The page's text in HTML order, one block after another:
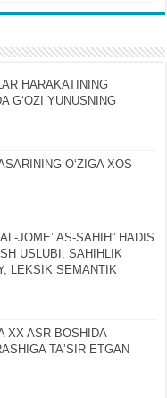
HARAKATINING
GʻOZI YUNUSNING
OʻZIGA XOS
JOMEʼ AS-SAHIH” HADIS
USLUBI, SAHIHLIK
LЕKSIK SЕMANTIK
XX ASR BOSHIDA
TAʼSIR ETGAN